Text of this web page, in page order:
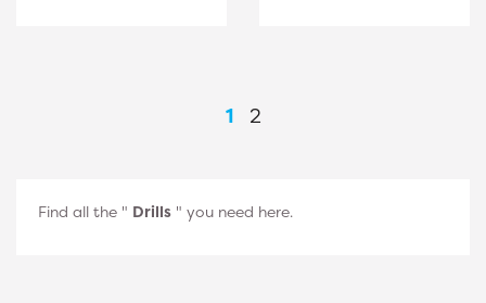
1 2
Find all the " Drills " you need here.